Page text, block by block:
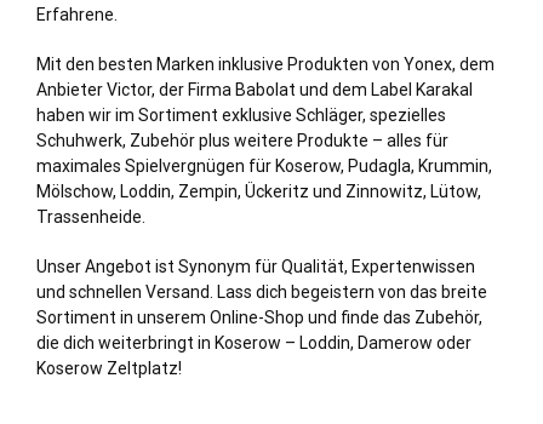
Erfahrene.
Mit den besten Marken inklusive Produkten von Yonex, dem
Anbieter Victor, der Firma Babolat und dem Label Karakal
haben wir im Sortiment exklusive Schläger, spezielles
Schuhwerk, Zubehör plus weitere Produkte – alles für
maximales Spielvergnügen für Koserow, Pudagla, Krummin,
Mölschow, Loddin, Zempin, Ückeritz und Zinnowitz, Lütow,
Trassenheide.
Unser Angebot ist Synonym für Qualität, Expertenwissen
und schnellen Versand. Lass dich begeistern von das breite
Sortiment in unserem Online-Shop und finde das Zubehör,
die dich weiterbringt in Koserow – Loddin, Damerow oder
Koserow Zeltplatz!